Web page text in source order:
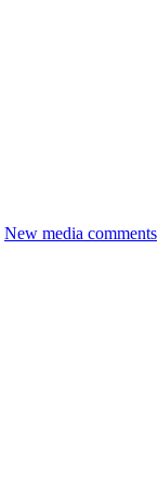
New media comments